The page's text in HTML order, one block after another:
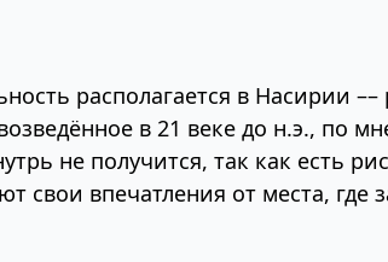
располагается в Насирии
в 21 веке до н.э.,
не получится, так как есть
свои впечатления от места,